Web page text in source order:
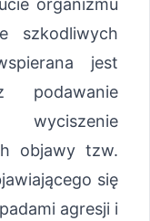
organizmu
szkodliwych
jest
podawanie
wyciszenie
objawy tzw.
się
agresji i